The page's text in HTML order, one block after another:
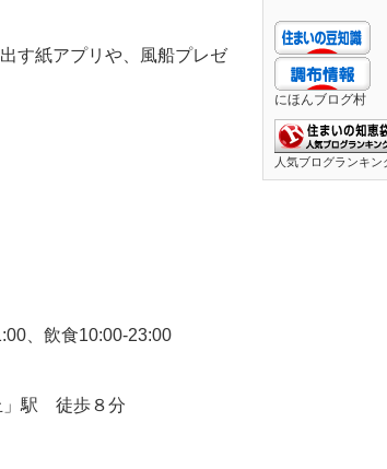
す紙アプリや、風船プレゼ
、飲食10:00-23:00
」駅 徒歩８分
にほんブログ村
人気ブログランキン